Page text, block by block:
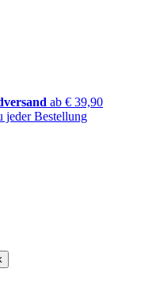
ab € 39,90
jeder Bestellung